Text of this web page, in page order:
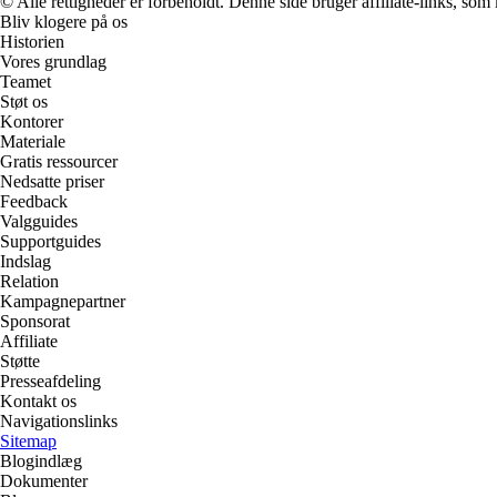
Bliv klogere på os
Historien
Vores grundlag
Teamet
Støt os
Kontorer
Materiale
Gratis ressourcer
Nedsatte priser
Feedback
Valgguides
Supportguides
Indslag
Relation
Kampagnepartner
Sponsorat
Affiliate
Støtte
Presseafdeling
Kontakt os
Navigationslinks
Sitemap
Blogindlæg
Dokumenter